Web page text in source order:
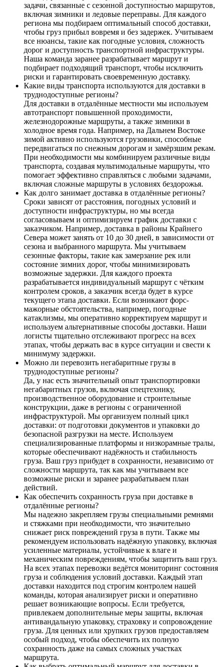
задачи, связанные с сезонной доступностью маршрутов,
включая зимники и ледовые переправы. Для каждого
региона мы подбираем оптимальный способ доставки,
чтобы груз прибыл вовремя и без задержек. Учитываем
все нюансы, такие как погодные условия, сложность
дорог и доступность транспортной инфраструктуры.
Наша команда заранее разрабатывает маршрут и
подбирает подходящий транспорт, чтобы исключить
риски и гарантировать своевременную доставку.
Какие виды транспорта используются для доставки в
труднодоступные регионы?
Для доставки в отдалённые местности мы используем
автотранспорт повышенной проходимости,
железнодорожные маршруты, а также зимники в
холодное время года. Например, на Дальнем Востоке
зимой активно используются грузовики, способные
передвигаться по снежным дорогам и замёрзшим рекам.
При необходимости мы комбинируем различные виды
транспорта, создавая мультимодальные маршруты, что
помогает эффективно справляться с любыми задачами,
включая сложные маршруты в условиях бездорожья.
Как долго занимает доставка в отдалённые регионы?
Сроки зависят от расстояния, погодных условий и
доступности инфраструктуры, но мы всегда
согласовываем и оптимизируем график доставки с
заказчиком. Например, доставка в районы Крайнего
Севера может занять от 10 до 30 дней, в зависимости от
сезона и выбранного маршрута. Мы учитываем
сезонные факторы, такие как замерзание рек или
состояние зимних дорог, чтобы минимизировать
возможные задержки. Для каждого проекта
разрабатывается индивидуальный маршрут с чётким
контролем сроков, а заказчик всегда будет в курсе
текущего этапа доставки. Если возникают форс-
мажорные обстоятельства, например, погодные
катаклизмы, мы оперативно корректируем маршрут и
используем альтернативные способы доставки. Наши
логисты тщательно отслеживают прогресс на всех
этапах, чтобы держать вас в курсе ситуации и свести к
минимуму задержки.
Можно ли перевозить негабаритные грузы в
труднодоступные регионы?
Да, у нас есть значительный опыт транспортировки
негабаритных грузов, включая спецтехнику,
производственное оборудование и строительные
конструкции, даже в регионы с ограниченной
инфраструктурой. Мы организуем полный цикл
доставки: от подготовки документов и упаковки до
безопасной разгрузки на месте. Используем
специализированные платформы и низкорамные тралы,
которые обеспечивают надёжность и стабильность
груза. Ваш груз прибудет в сохранности, независимо от
сложности маршрута, так как мы учитываем все
возможные риски и заранее разрабатываем план
действий.
Как обеспечить сохранность груза при доставке в
отдалённые регионы?
Мы надежно закрепляем грузы специальными ремнями
и стяжками при необходимости, что значительно
снижает риск повреждений груза в пути. Также мы
рекомендуем использовать надёжную упаковку, включая
усиленные материалы, устойчивые к влаге и
механическим повреждениям, чтобы защитить ваш груз.
На всех этапах перевозки ведётся мониторинг состояния
груза и соблюдения условий доставки. Каждый этап
доставки находится под строгим контролем нашей
команды, которая анализирует риски и оперативно
решает возникающие вопросы. Если требуется,
привлекаем дополнительные меры защиты, включая
антивандальную упаковку, страховку и сопровождение
груза. Для ценных или хрупких грузов предоставляем
особый подход, чтобы обеспечить их полную
сохранность даже на самых сложных участках
маршрута.